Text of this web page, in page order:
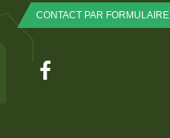
CONTACT PAR FORMULAIRE